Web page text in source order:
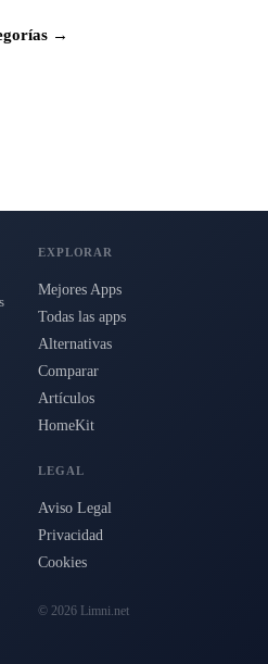
→
EXPLORAR
Mejores Apps
Todas las apps
Alternativas
Comparar
Artículos
HomeKit
LEGAL
Aviso Legal
Privacidad
Cookies
© 2026 Limni.net